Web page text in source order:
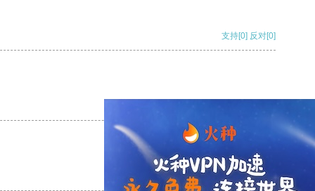
支持[0] 反对[0]
支持 [0] 反对 [0]